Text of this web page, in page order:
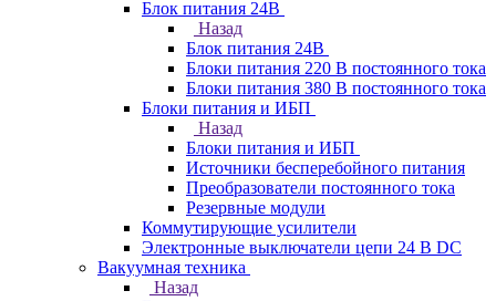
Блок питания 24В
Назад
Блок питания 24В
Блоки питания 220 В постоянного тока
Блоки питания 380 В постоянного тока
Блоки питания и ИБП
Назад
Блоки питания и ИБП
Источники бесперебойного питания
Преобразователи постоянного тока
Резервные модули
Коммутирующие усилители
Электронные выключатели цепи 24 В DC
Вакуумная техника
Назад